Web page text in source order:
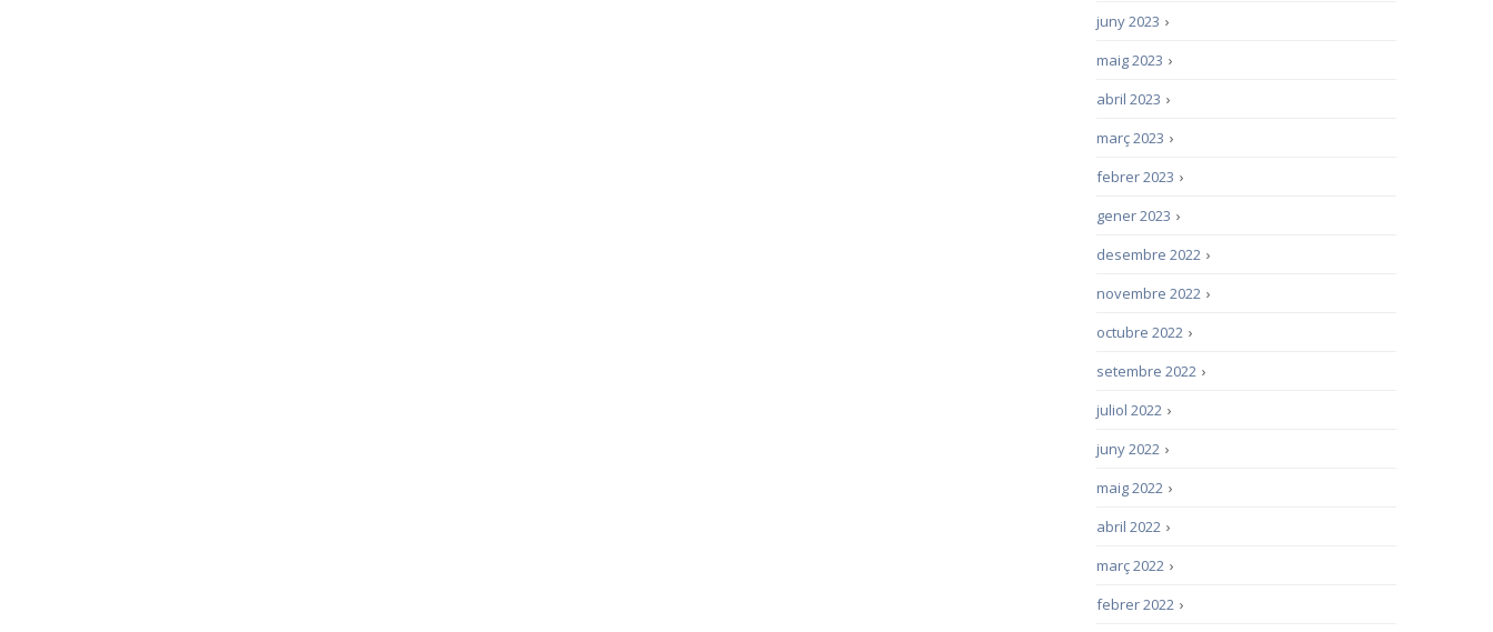
›
juny 2023
›
maig 2023
›
abril 2023
›
març 2023
›
febrer 2023
›
gener 2023
›
desembre 2022
›
novembre 2022
›
octubre 2022
›
setembre 2022
›
juliol 2022
›
juny 2022
›
maig 2022
›
abril 2022
›
març 2022
›
febrer 2022